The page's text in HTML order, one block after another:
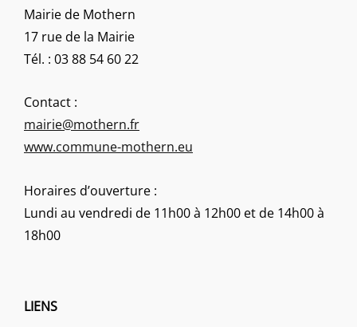
Mairie de Mothern
17 rue de la Mairie
Tél. : 03 88 54 60 22
Contact :
mairie@mothern.fr
www.commune-mothern.eu
Horaires d’ouverture :
Lundi au vendredi de 11h00 à 12h00 et de 14h00 à
18h00
LIENS